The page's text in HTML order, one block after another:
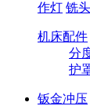
作灯 铣
机床配件
分
护
钣金冲压